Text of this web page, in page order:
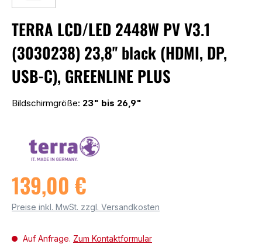
TERRA LCD/LED 2448W PV V3.1
(3030238) 23,8" black (HDMI, DP,
USB-C), GREENLINE PLUS
Bildschirmgröße: 23" bis 26,9"
139,00 €
Preise inkl. MwSt. zzgl. Versandkosten
Auf Anfrage. Zum Kontaktformular